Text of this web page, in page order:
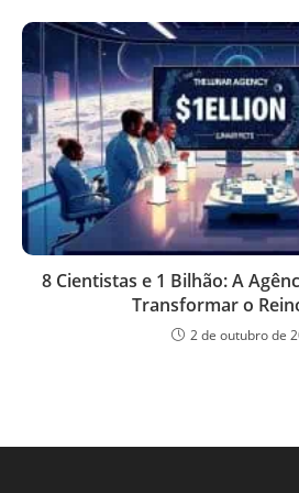
8 Cientistas e 1 Bilhão: A
Transformar o
2 de outubro de